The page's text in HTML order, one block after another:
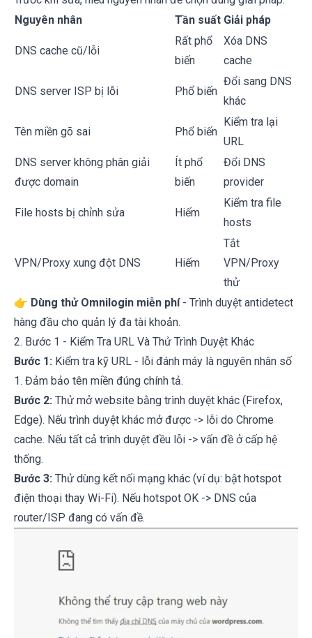
Nguyên nhân
Tần suất Giải pháp
DNS cache cũ/lỗi
Rất phổ
biến
Xóa DNS
cache
DNS server ISP bị lỗi Phổ biến
Đổi sang DNS
khác
Tên miền gõ sai Phổ biến
Kiểm tra lại
URL
DNS server không phân giải
được domain
Ít phổ
biến
Đổi DNS
provider
File hosts bị chỉnh sửa Hiếm
Kiểm tra file
hosts
VPN/Proxy xung đột DNS Hiếm
Tắt
VPN/Proxy
thử
👉 Dùng thử Omnilogin miễn phí- Trình duyệt antidetect
hàng đầu cho quản lý đa tài khoản.
2. Bước 1 - Kiểm Tra URL Và Thử Trình Duyệt Khác
Bước 1: Kiểm tra kỹ URL - lỗi đánh máy là nguyên nhân số
1. Đảm bảo tên miền đúng chính tả.
Bước 2: Thử mở website bằng trình duyệt khác (Firefox,
Edge). Nếu trình duyệt khác mở được -> lỗi do Chrome
cache. Nếu tất cả trình duyệt đều lỗi -> vấn đề ở cấp hệ
thống.
Bước 3: Thử dùng kết nối mạng khác (ví dụ: bật hotspot
điện thoại thay Wi-Fi). Nếu hotspot OK -> DNS của
router/ISP đang có vấn đề.